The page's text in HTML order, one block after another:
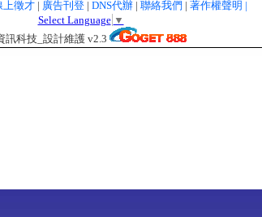
上徵才 | 廣告刊登 | DNS代辦 | 聯絡我們 | 著作權聲明 |
Select Language ▼
訊科技_設計維護 v2.3